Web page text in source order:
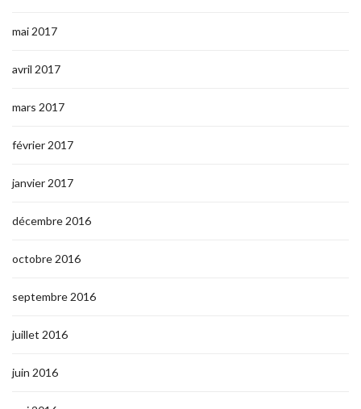
mai 2017
avril 2017
mars 2017
février 2017
janvier 2017
décembre 2016
octobre 2016
septembre 2016
juillet 2016
juin 2016